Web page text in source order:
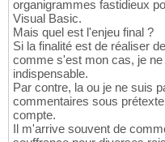
organigrammes fastidieux
Visual Basic.
Mais quel est l'enjeu final ?
Si la finalité est de réaliser
comme s'est mon cas, je
indispensable.
Par contre, la ou je ne suis
commentaires sous
compte.
Il m'arrive souvent de